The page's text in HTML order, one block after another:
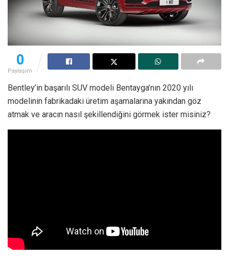
0
Paylaşım
Bentley’in başarılı SUV modeli Bentayga’nın 2020 yılı
modelinin fabrikadaki üretim aşamalarına yakından göz
atmak ve aracın nasıl şekillendiğini görmek ister misiniz?